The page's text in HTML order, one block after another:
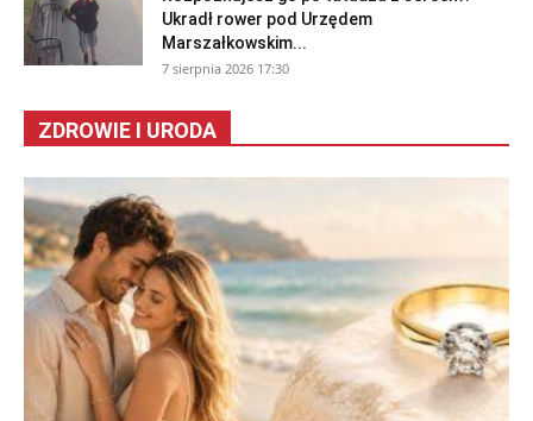
Ukradł rower pod Urzędem
Marszałkowskim...
7 sierpnia 2026 17:30
ZDROWIE I URODA